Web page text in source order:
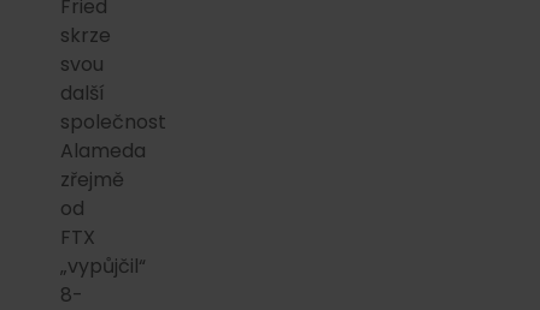
Fried
skrze
svou
další
společnost
Alameda
zřejmě
od
FTX
„vypůjčil“
8-